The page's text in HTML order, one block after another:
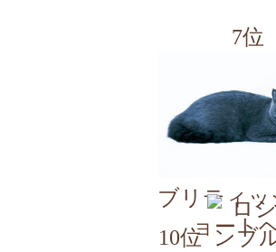
7位
ブリティ
ョート
10位